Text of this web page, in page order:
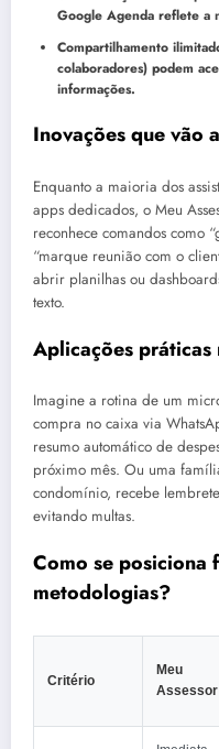
Google Agenda reflete a
Compartilhamento
colaboradores) podem
informações.
Inovações que vão
Enquanto a maioria dos
apps dedicados, o Meu
reconhece comandos como
“marque reunião com o
abrir planilhas ou
texto.
Aplicações
Imagine a rotina de um
compra no caixa via
resumo automático de
próximo mês. Ou uma
condomínio, recebe
evitando multas.
Como se posiciona
metodologias?
Critério
Meu
Assessor